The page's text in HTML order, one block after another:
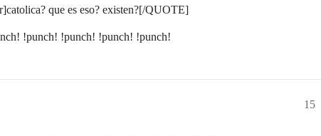
que es eso? existen?[/QUOTE]
!punch! !punch! !punch! !punch!
15